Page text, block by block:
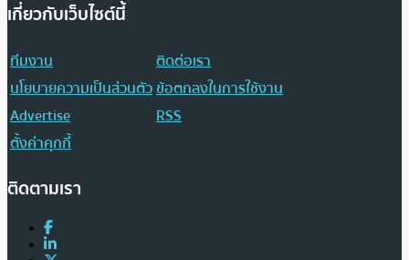
เกี่ยวกับเว็บไซต์นี้
ทีมงาน
ติดต่อเรา
นโยบายความเป็นส่วนตัวข้อตกลงในการใช้งาน
Advertise
RSS
ตั้งค่าคุกกี้
ติดตามเรา